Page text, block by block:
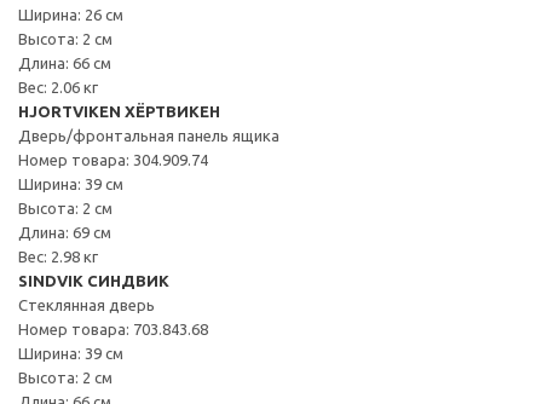
Ширина: 26 см
Высота: 2 см
Длина: 66 см
Вес: 2.06 кг
HJORTVIKEN ХЁРТВИКЕН
Дверь/фронтальная панель ящика
Номер товара: 304.909.74
Ширина: 39 см
Высота: 2 см
Длина: 69 см
Вес: 2.98 кг
SINDVIK СИНДВИК
Стеклянная дверь
Номер товара: 703.843.68
Ширина: 39 см
Высота: 2 см